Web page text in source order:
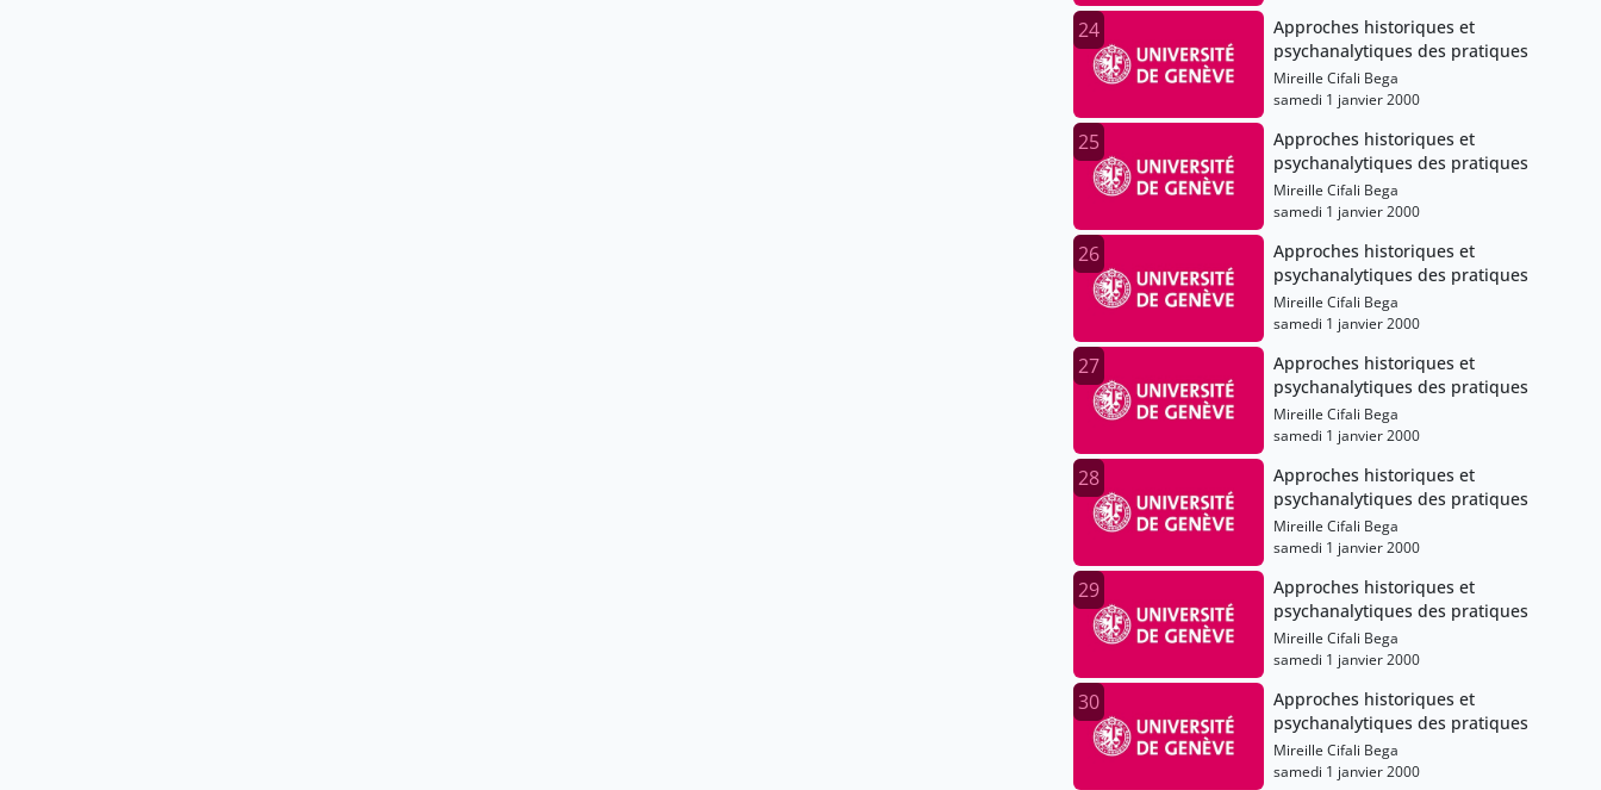
24
Approches historiques et
psychanalytiques des pratiques
Mireille Cifali Bega
samedi 1 janvier 2000
25
Approches historiques et
psychanalytiques des pratiques
Mireille Cifali Bega
samedi 1 janvier 2000
26
Approches historiques et
psychanalytiques des pratiques
Mireille Cifali Bega
samedi 1 janvier 2000
27
Approches historiques et
psychanalytiques des pratiques
Mireille Cifali Bega
samedi 1 janvier 2000
28
Approches historiques et
psychanalytiques des pratiques
Mireille Cifali Bega
samedi 1 janvier 2000
29
Approches historiques et
psychanalytiques des pratiques
Mireille Cifali Bega
samedi 1 janvier 2000
30
Approches historiques et
psychanalytiques des pratiques
Mireille Cifali Bega
samedi 1 janvier 2000